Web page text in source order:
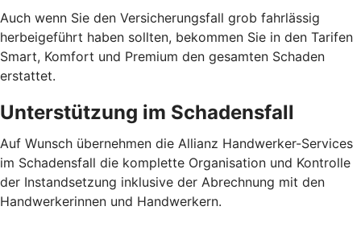
Auch wenn Sie den Versicherungsfall grob fahrlässig
herbeigeführt haben sollten, bekommen Sie in den Tarifen
Smart, Komfort und Premium den gesamten Schaden
erstattet.
Unterstützung im Schadensfall
Auf Wunsch übernehmen die Allianz Hand­werker-Services
im Schadensfall die komplette Organisation und Kontrolle
der Instandsetzung inklusive der Abrechnung mit den
Handwerkerinnen und Handwerkern.